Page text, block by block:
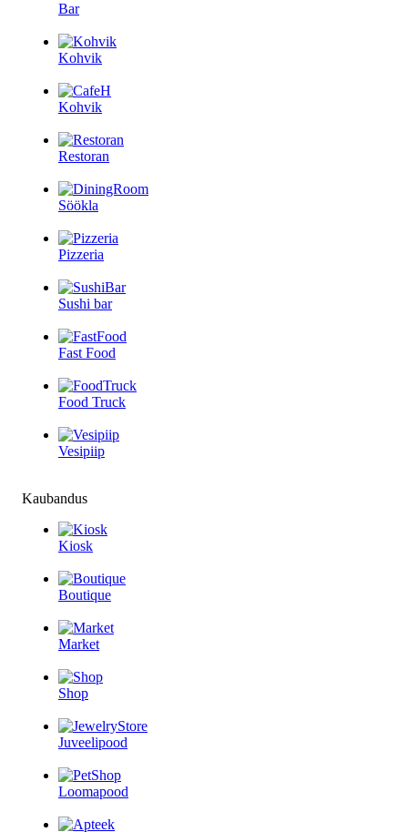
Bar
Kohvik
Kohvik
Restoran
Söökla
Pizzeria
Sushi bar
Fast Food
Food Truck
Vesipiip
Kaubandus
Kiosk
Boutique
Market
Shop
Juveelipood
Loomapood